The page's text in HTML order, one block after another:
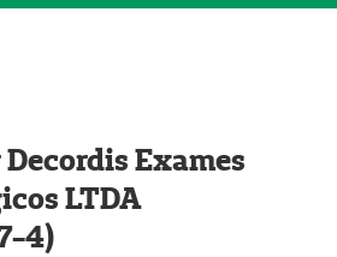
Exames
LTDA
4)